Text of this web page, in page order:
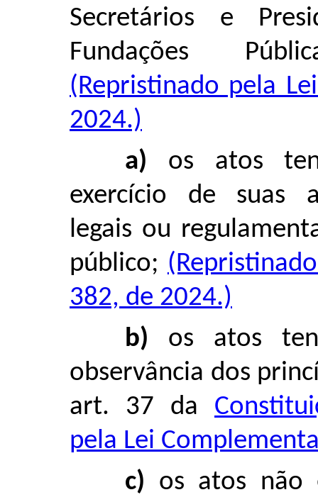
Secretários e
Fundações
(Repristinado pela
2024.)
a) os atos
exercício de suas
legais ou
público;
382, de 2024.)
b) os atos
observância dos
art. 37 da
pela Lei
c) os atos não